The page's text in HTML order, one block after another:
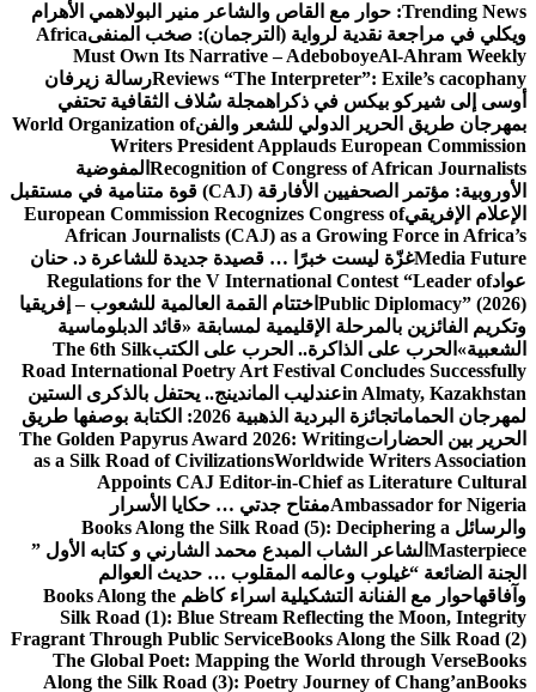
Trending News: حوار مع القاص والشاعر منير البولاهمي الأهرام
ويكلي في مراجعة نقدية لرواية (الترجمان): صخب المنفىAfrica
Must Own Its Narrative – AdeboboyeAl-Ahram Weekly
Reviews “The Interpreter”: Exile’s cacophanyرسالة زيرفان
أوسى إلى شيركو بيكس في ذكراهمجلة سُلاف الثقافية تحتفي
بمهرجان طريق الحرير الدولي للشعر والفنWorld Organization of
Writers President Applauds European Commission
Recognition of Congress of African Journalists المفوضية
الأوروبية: مؤتمر الصحفيين الأفارقة (CAJ) قوة متنامية في مستقبل
الإعلام الإفريقيEuropean Commission Recognizes Congress of
African Journalists (CAJ) as a Growing Force in Africa’s
Media Futureغزّة ليست خبرًا … قصيدة جديدة للشاعرة د. حنان
عوادRegulations for the V International Contest “Leader of
Public Diplomacy” (2026) اختتام القمة العالمية للشعوب – إفريقيا
وتكريم الفائزين بالمرحلة الإقليمية لمسابقة «قائد الدبلوماسية
الشعبية» الحرب على الذاكرة.. الحرب على الكتبThe 6th Silk
Road International Poetry Art Festival Concludes Successfully
in Almaty, Kazakhstanعندليب الماندينج.. يحتفل بالذكرى الستين
لمهرجان الحمامات
جائزة البردية الذهبية 2026: الكتابة بوصفها طريق
الحرير بين الحضاراتThe Golden Papyrus Award 2026: Writing
as a Silk Road of CivilizationsWorldwide Writers Association
Appoints CAJ Editor-in-Chief as Literature Cultural
Ambassador for Nigeriaمفتاح جدتي … حكايا الأسرار
والرسائل Books Along the Silk Road (5): Deciphering a
Masterpiece الشاعر الشاب المبدع محمد الشارني و كتابه الأول ”
الجنة الضائعة “غيلوب وعالمه المقلوب … حديث العوالم
وآفاقهاحوار مع الفنانة التشكيلية اسراء كاظم Books Along the
Silk Road (1): Blue Stream Reflecting the Moon, Integrity
Fragrant Through Public ServiceBooks Along the Silk Road (2)
The Global Poet: Mapping the World through VerseBooks
Along the Silk Road (3): Poetry Journey of Chang’anBooks